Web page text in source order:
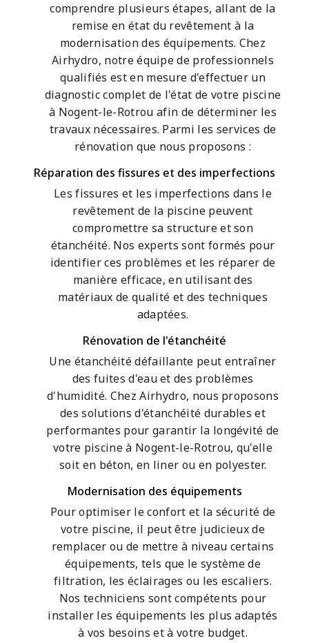
comprendre plusieurs étapes, allant de la
remise en état du revêtement à la
modernisation des équipements. Chez
Airhydro, notre équipe de professionnels
qualifiés est en mesure d'effectuer un
diagnostic complet de l'état de votre piscine
à Nogent-le-Rotrou afin de déterminer les
travaux nécessaires. Parmi les services de
rénovation que nous proposons :
Réparation des fissures et des imperfections
Les fissures et les imperfections dans le
revêtement de la piscine peuvent
compromettre sa structure et son
étanchéité. Nos experts sont formés pour
identifier ces problèmes et les réparer de
manière efficace, en utilisant des
matériaux de qualité et des techniques
adaptées.
Rénovation de l'étanchéité
Une étanchéité défaillante peut entraîner
des fuites d'eau et des problèmes
d'humidité. Chez Airhydro, nous proposons
des solutions d'étanchéité durables et
performantes pour garantir la longévité de
votre piscine à Nogent-le-Rotrou, qu'elle
soit en béton, en liner ou en polyester.
Modernisation des équipements
Pour optimiser le confort et la sécurité de
votre piscine, il peut être judicieux de
remplacer ou de mettre à niveau certains
équipements, tels que le système de
filtration, les éclairages ou les escaliers.
Nos techniciens sont compétents pour
installer les équipements les plus adaptés
à vos besoins et à votre budget.